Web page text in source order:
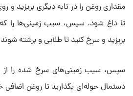
مقداری روغن را در تابه دیگری بریزید و
تا داغ شود. سپس، سیب زمینی‌ها را که
بریزید و سرخ کنید تا طلایی و برشته
سپس، سیب زمینی‌های سرخ شده را از
دستمال حوله‌ای بگذارید تا روغن